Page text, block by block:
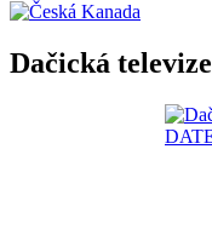
Dačická televize